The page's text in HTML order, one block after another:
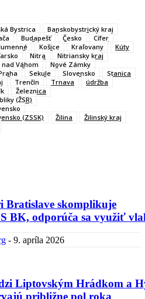
Bystrica
Banskobystrický kraj
Budapešť Česko
Cífer
Košice Kraľovany
Kúty
Nitra
Nitriansky kraj
Váhom
Nové Zámky
Sekule Slovensko
Stanica
Trenčín Trnava
údržba
Železnica
(ŽSR)
(ZSSK)
Žilina
Žilinský kraj
Bratislave skomplikuje
BK, odporúča sa využiť
- 9. apríla 2026
Liptovským Hrádkom a